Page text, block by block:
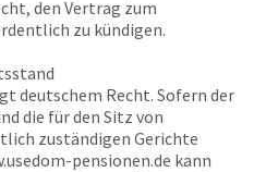
den Vertrag zum
zu kündigen.
deutschem Recht. Sofern der
die für den Sitz von
zuständigen Gerichte
pensionen.de kann